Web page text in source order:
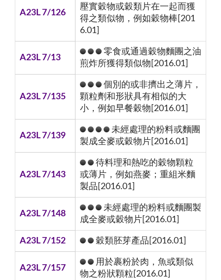
A23L 7/126
壓實穀物或穀類片在一起而獲
得之類似物，例如穀物棒[201
6.01]
A23L 7/13
零食或通過穀物麵團之油
煎炸所獲得類似物[2016.01]
A23L 7/135
個別的或非擠出之薄片，
顆粒劑和形狀具有相似的大
小，例如早餐穀物[2016.01]
A23L 7/139
未經處理的粉料或麵團
製成全麥或穀物片[2016.01]
A23L 7/143
待料理和熱吃的穀物顆粒
或薄片，例如燕麥；重組米麵
製品[2016.01]
A23L 7/148
未經處理的粉料或麵團製
成全麥或穀物片[2016.01]
A23L 7/152 穀類胚芽產品[2016.01]
A23L 7/157
用於裹粉於肉，魚或類似
物之粉狀顆粒[2016.01]